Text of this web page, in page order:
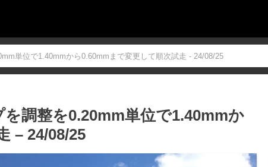
単位で1.40mmから0.60mmまで変更して順次試走 - 24/08/25
調整を0.20mm単位で1.40mmか
– 24/08/25